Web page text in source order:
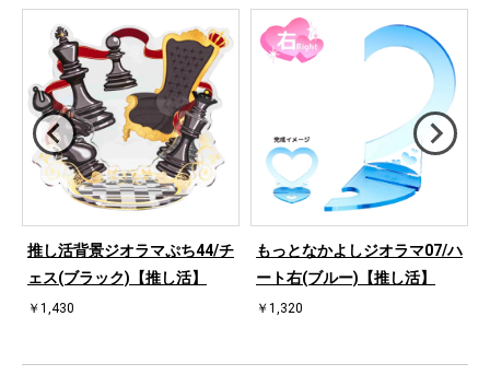
推し活背景ジオラマぷち44/チ
ェス(ブラック)【推し活】
￥1,430
もっとなかよしジオラマ07/ハ
ート右(ブルー)【推し活】
￥1,320